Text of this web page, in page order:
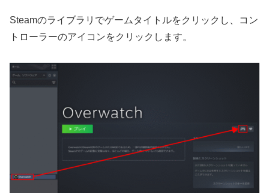
Steamのライブラリでゲームタイトルをクリックし、コン
トローラーのアイコンをクリックします。